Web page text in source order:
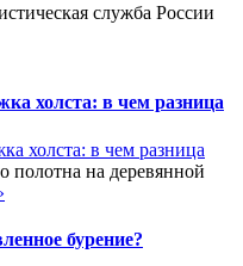
служба России
холста: в чем разница
полотна на деревянной
бурение?